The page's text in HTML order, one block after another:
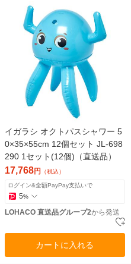
イガラシ オクトパスシャワー 5
0×35×55cm 12個セット JL-698
290 1セット(12個)（直送品）
17,768円 （税込）
ログイン&全額PayPay支払いで
5%
LOHACO 直送品グループ2から発送
カートに入れる